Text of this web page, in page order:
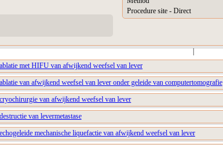
Procedure site - Direct
|
ablatie met HIFU van afwijkend weefsel van lever
ablatie van afwijkend weefsel van lever onder geleide van computertomografie
cryochirurgie van afwijkend weefsel van lever
destructie van levermetastase
echogeleide mechanische liquefactie van afwijkend weefsel van lever